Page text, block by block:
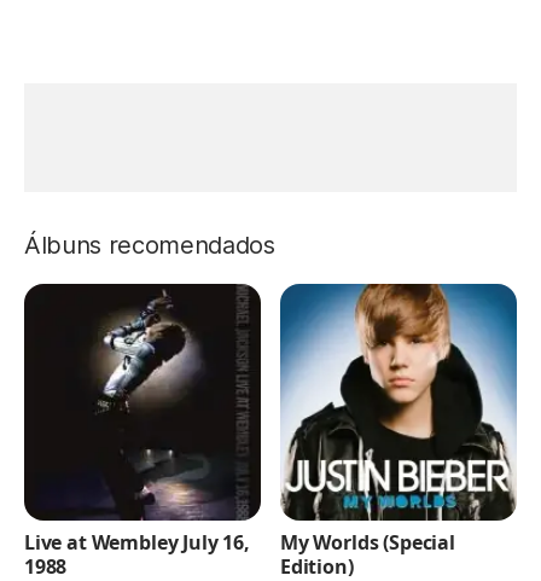
Álbuns recomendados
Live at Wembley July 16,
1988
My Worlds (Special
Edition)